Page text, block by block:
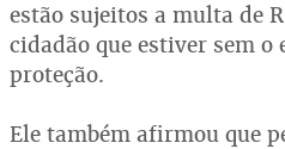
estão sujeitos a multa de
cidadão que estiver sem o
proteção.
Ele também afirmou que